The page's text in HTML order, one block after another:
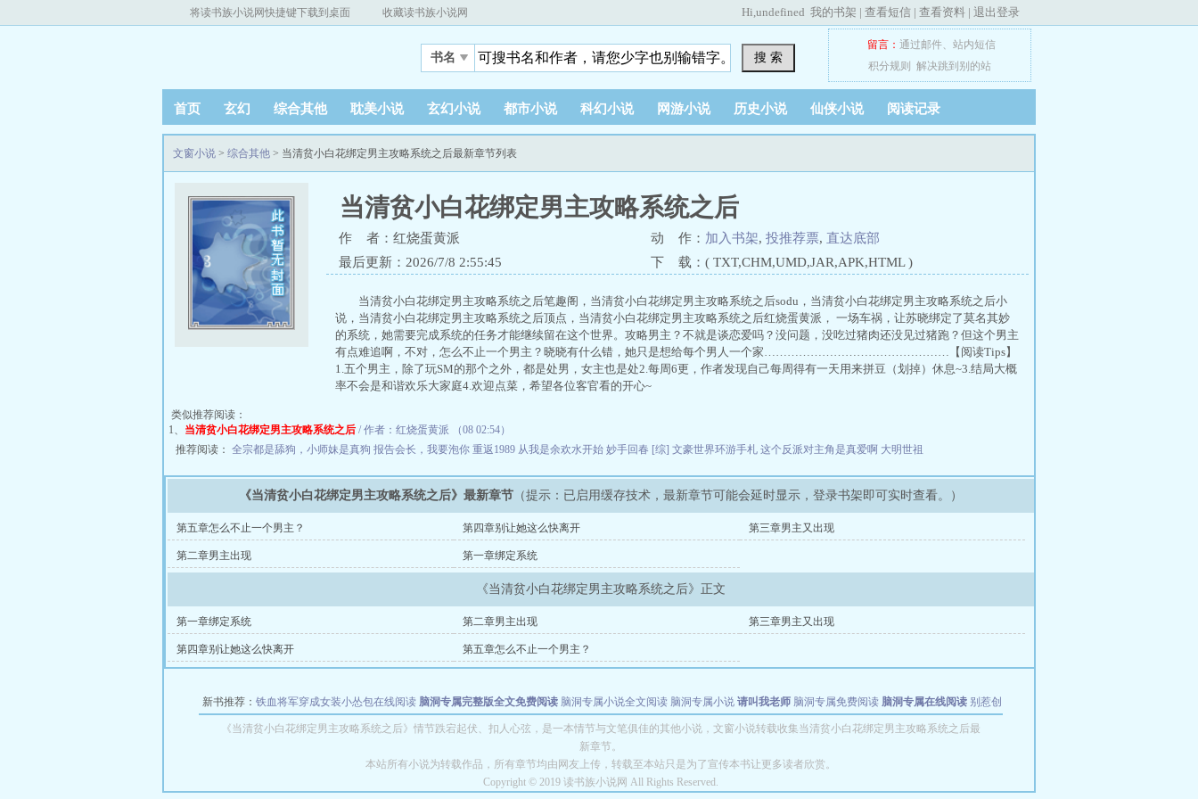
将读书族小说网快捷键下载到桌面 收藏读书族小说网 Hi,undefined 我的书架 | 查看短信 | 查看资料 | 退出登录
书名 搜 索
留言： 通过邮件、 站内短信
积分规则
解决跳到别的站
首页 玄幻 综合其他 耽美小说 玄幻小说 都市小说 科幻小说 网游小说 历史小说 仙侠小说 阅读记录
文窗小说 > 综合其他 > 当清贫小白花绑定男主攻略系统之后最新章节列表
当清贫小白花绑定男主攻略系统之后
作 者：红烧蛋黄派 动 作： 加入书架, 投推荐票, 直达底部
最后更新：2026/7/8 2:55:45
下 载：( TXT,CHM,UMD,JAR,APK,HTML )
当清贫小白花绑定男主攻略系统之后笔趣阁，当清贫小白花绑定男主攻略系统之后sodu，当清贫小白花绑定男主攻略系统之后小
说，当清贫小白花绑定男主攻略系统之后顶点，当清贫小白花绑定男主攻略系统之后红烧蛋黄派， 一场车祸，让苏晓绑定了莫名其妙
的系统，她需要完成系统的任务才能继续留在这个世界。攻略男主？不就是谈恋爱吗？没问题，没吃过猪肉还没见过猪跑？但这个男主
有点难追啊，不对，怎么不止一个男主？晓晓有什么错，她只是想给每个男人一个家…………………………………………【阅读Tips】
1.五个男主，除了玩SM的那个之外，都是处男，女主也是处2.每周6更，作者发现自己每周得有一天用来拼豆（划掉）休息~3.结局大概
率不会是和谐欢乐大家庭4.欢迎点菜，希望各位客官看的开心~
类似推荐阅读：
1、 当清贫小白花绑定男主攻略系统之后 / 作者：红烧蛋黄派 （08 02:54）
推荐阅读： 全宗都是舔狗，小师妹是真狗 报告会长，我要泡你 重返1989 从我是余欢水开始 妙手回春 [综] 文豪世界环游手札 这个反派对主角是真爱啊 大明世祖
《当清贫小白花绑定男主攻略系统之后》最新章节 （提示：已启用缓存技术，最新章节可能会延时显示，登录书架即可实时查看。）
第五章怎么不止一个男主？ 第四章别让她这么快离开 第三章男主又出现
第二章男主出现 第一章绑定系统
《当清贫小白花绑定男主攻略系统之后》正文
第一章绑定系统 第二章男主出现 第三章男主又出现
第四章别让她这么快离开 第五章怎么不止一个男主？
新书推荐： 铁血将军穿成女装小怂包在线阅读 脑洞专属完整版全文免费阅读 脑洞专属小说全文阅读 脑洞专属小说 请叫我老师 脑洞专属免费阅读 脑洞专属在线阅读 别惹创
世者
穿书第一天就结婚小说全文阅读
《当清贫小白花绑定男主攻略系统之后》情节跌宕起伏、扣人心弦，是一本情节与文笔俱佳的其他小说，文窗小说转载收集当清贫小白花绑定男主攻略系统之后最
新章节。
本站所有小说为转载作品，所有章节均由网友上传，转载至本站只是为了宣传本书让更多读者欣赏。
Copyright © 2019 读书族小说网 All Rights Reserved.